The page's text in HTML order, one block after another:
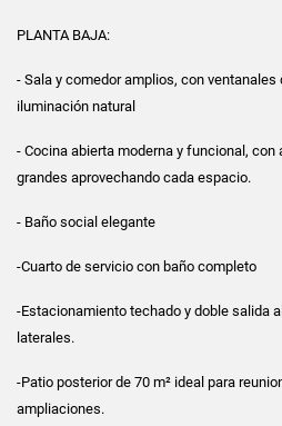
PLANTA BAJA:
- Sala y comedor amplios, con
iluminación natural
- Cocina abierta moderna y funcional, con
grandes aprovechando cada espacio.
- Baño social elegante
-Cuarto de servicio con baño completo
-Estacionamiento techado y doble salida
laterales.
-Patio posterior de 70 m² ideal para
ampliaciones.